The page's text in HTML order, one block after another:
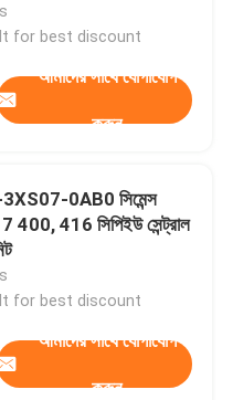
for best discount
আমাদের সাথে যোগাযোগ
করুন
0AB0 সিমেন্স
7 400, 416 সিপিইউ সেন্ট্রাল
for best discount
আমাদের সাথে যোগাযোগ
করুন